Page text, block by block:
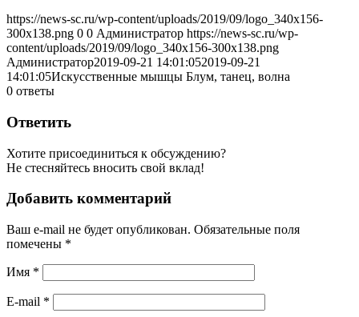
https://news-sc.ru/wp-content/uploads/2019/09/logo_340x156-
300x138.png 0 0 Администратор https://news-sc.ru/wp-
content/uploads/2019/09/logo_340x156-300x138.png
Администратор2019-09-21 14:01:052019-09-21
14:01:05Искусственные мышцы Блум, танец, волна
0 ответы
Ответить
Хотите присоединиться к обсуждению?
Не стесняйтесь вносить свой вклад!
Добавить комментарий
Ваш e-mail не будет опубликован. Обязательные поля
помечены *
Имя *
E-mail *